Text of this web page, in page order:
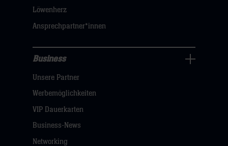
hier
Löwenherz
Ansprechpartner*innen
Navigation
öffnen,
dann
klicken
Business
Unsere Partner
Werbemöglichkeiten
VIP Dauerkarten
Business-News
Networking